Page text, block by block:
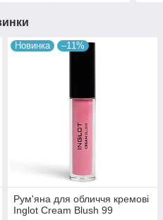
Новинка –11%
Рум'яна для обличчя кремові
Inglot Cream Blush 99